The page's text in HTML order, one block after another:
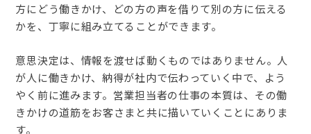
方にどう働きかけ、どの方の声を借りて別の方に伝える
かを、丁寧に組み立てることができます。
意思決定は、情報を渡せば動くものではありません。人
が人に働きかけ、納得が社内で伝わっていく中で、よう
やく前に進みます。営業担当者の仕事の本質は、その働
きかけの道筋をお客さまと共に描いていくことにありま
す。